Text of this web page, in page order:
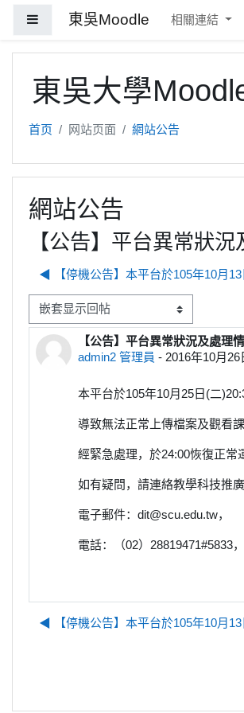
停靠面板東吳Moodle 相關連結
東吳大學
首页 网站页面
網站公告
網站公告
【公告】平台異常狀
◀︎ 【停機公告】本平台於105年10月13
显示模式
【公告】平台異常狀況及處理
admin2 管理員 - 2016年10月
回帖数：0
本平台於105年10月25日(二
導致無法正常上傳檔案及觀看課
經緊急處理，於24:00恢復正常
如有疑問，請連絡教學科技推
電子郵件：dit@scu.edu.tw，
電話：（02）28819471#5833
◀︎ 【停機公告】本平台於105年10月13